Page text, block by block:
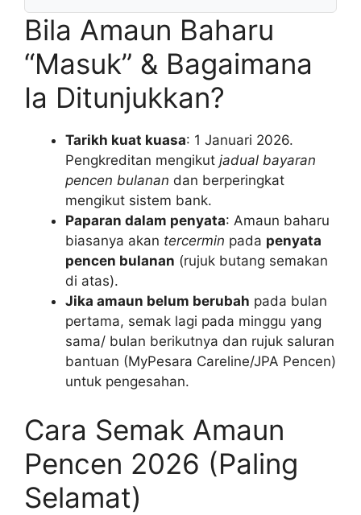
Bila Amaun Baharu
“Masuk” & Bagaimana
Ia Ditunjukkan?
Tarikh kuat kuasa: 1 Januari 2026.
Pengkreditan mengikut jadual bayaran
pencen bulanan dan berperingkat
mengikut sistem bank.
Paparan dalam penyata: Amaun baharu
biasanya akan tercermin pada penyata
pencen bulanan (rujuk butang semakan
di atas).
Jika amaun belum berubah pada bulan
pertama, semak lagi pada minggu yang
sama/ bulan berikutnya dan rujuk saluran
bantuan (MyPesara Careline/JPA Pencen)
untuk pengesahan.
Cara Semak Amaun
Pencen 2026 (Paling
Selamat)